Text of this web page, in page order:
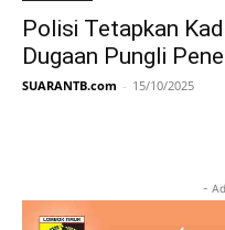
Polisi Tetapkan
Dugaan Pungli
SUARANTB.com - 15/10/2025
-